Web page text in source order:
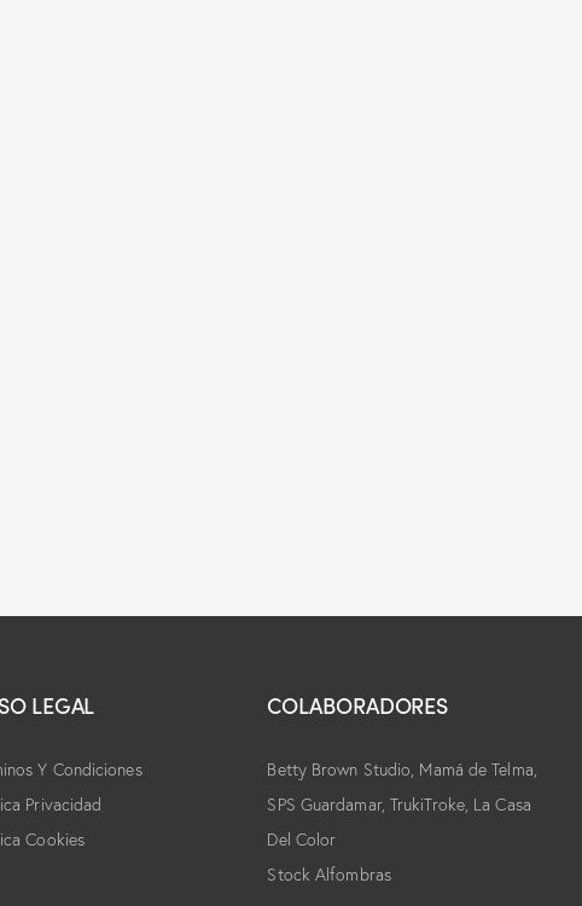
LEGAL
Y Condiciones
Privacidad
Cookies
COLABORADORES
Betty Brown Studio, Mamá de Telma,
SPS Guardamar, TrukiTroke, La Casa
Del Color
Stock Alfombras